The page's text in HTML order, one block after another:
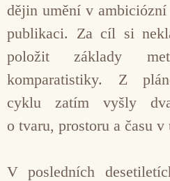
dějin umění v
publikaci. Za cíl si
položit základy
komparatistiky. Z
cyklu zatím vyšly
o tvaru, prostoru a času v
V posledních